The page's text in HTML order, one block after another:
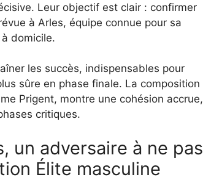
Leur objectif est clair : confirmer
à Arles, équipe connue pour sa
domicile.
les succès, indispensables pour
sûre en phase finale. La composition
Prigent, montre une cohésion accrue,
critiques.
un adversaire à ne pas
Élite masculine